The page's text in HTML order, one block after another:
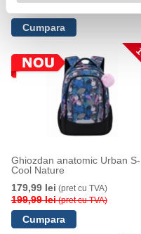
Ghiozdan anatomic Urban S-
Cool Nature
179,99 lei (pret cu TVA)
199,99 lei(pret cu TVA)